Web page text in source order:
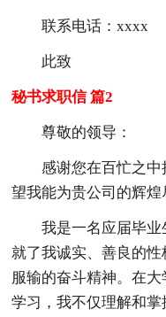
联系电话：xxxx
此致
秘书求职信 篇2
尊敬的领导：
感谢您在百忙之
望我能为贵公司的辉煌
我是一名应届毕
就了我诚实、善良的
服输的奋斗精神。在
学习，我不仅理解和